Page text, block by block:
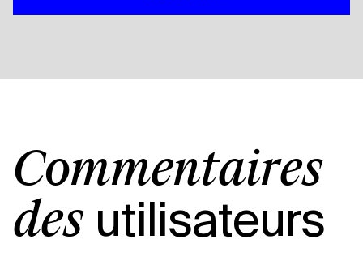
Commentaires
des utilisateurs